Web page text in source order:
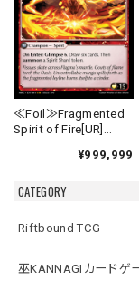
CATEGORY
Riftbound TCG
巫KANNAGIカードゲ
≪Foil≫Fragmented
Spirit of Fire[UR]
¥999,999